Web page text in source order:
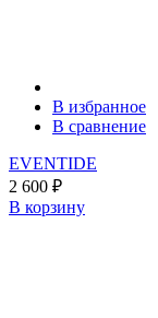
В избранное
В сравнение
EVENTIDE
2 600 ₽
В корзину